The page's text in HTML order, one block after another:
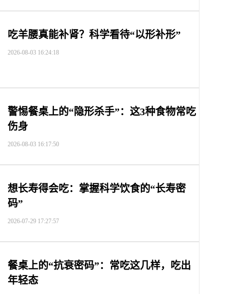
吃羊腰真能补肾？科学看待“以形补形”
2026-08-03 16:24:18
警惕餐桌上的“隐形杀手”：这3种食物常吃
伤身
2026-08-03 16:17:50
想长寿得会吃：掌握科学饮食的“长寿密
码”
2026-07-29 17:27:57
餐桌上的“抗衰密码”：常吃这几样，吃出
年轻态